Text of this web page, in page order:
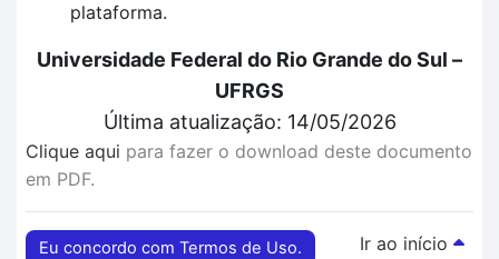
plataforma.
Universidade Federal do Rio Grande do Sul –
UFRGS
Última atualização: 14/05/2026
Clique aqui para fazer o download deste documento
em PDF.
Eu concordo com Termos de Uso. Ir ao início